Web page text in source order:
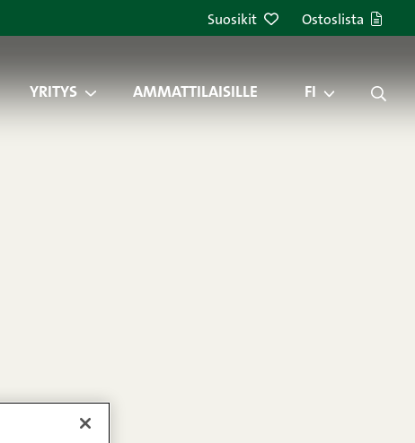
Suosikit Ostoslista
YRITYS AMMATTILAISILLE FI